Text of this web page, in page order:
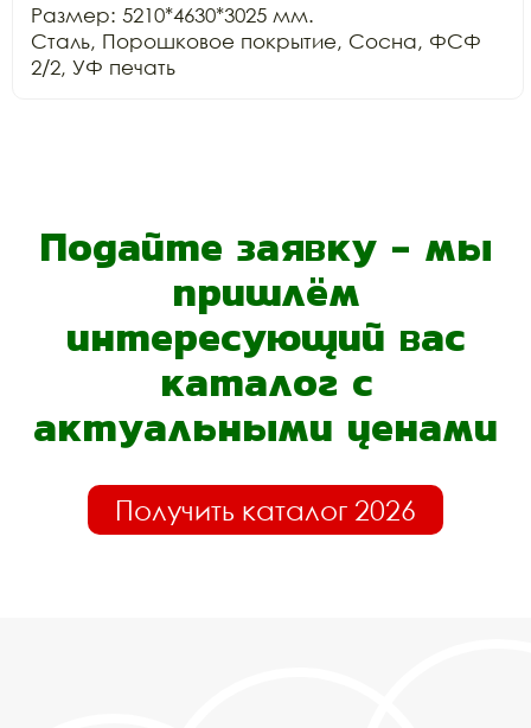
Размер: 5210*4630*3025 мм.
Сталь, Порошковое покрытие, Сосна, ФСФ
2/2, УФ печать
Подайте заявку - мы
пришлём
интересующий вас
каталог с
актуальными ценами
Получить каталог 2026